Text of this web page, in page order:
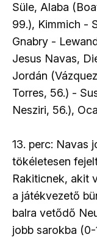
Süle, Alaba
99.), Kimmich -
Gnabry -
Jesus Navas,
Jordán
Torres, 56.) -
Nesziri, 56.),
13. perc: Navas
tökéletesen
Rakiticnek, akit
a játékvezető
balra vetődő
jobb sarokba (0-